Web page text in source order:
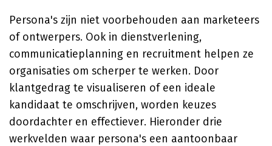
Persona's zijn niet voorbehouden aan marketeers
of ontwerpers. Ook in dienstverlening,
communicatieplanning en recruitment helpen ze
organisaties om scherper te werken. Door
klantgedrag te visualiseren of een ideale
kandidaat te omschrijven, worden keuzes
doordachter en effectiever. Hieronder drie
werkvelden waar persona's een aantoonbaar